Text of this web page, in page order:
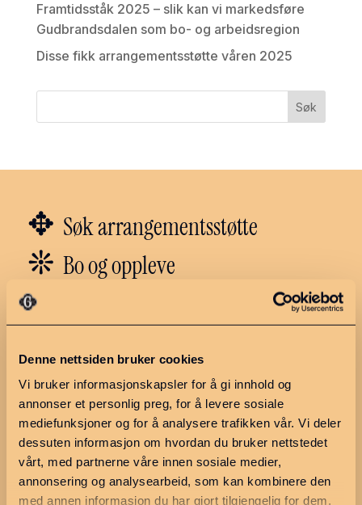
Denne nettsiden bruker cookies
Vi bruker informasjonskapsler for å gi innhold og
annonser et personlig preg, for å levere sosiale
mediefunksjoner og for å analysere trafikken vår. Vi deler
dessuten informasjon om hvordan du bruker nettstedet
vårt, med partnerne våre innen sosiale medier,
annonsering og analysearbeid, som kan kombinere den
med annen informasjon du har gjort tilgjengelig for dem,
Framtidsståk 2025 – slik kan vi markedsføre
Gudbrandsdalen som bo- og arbeidsregion
Disse fikk arrangementsstøtte våren 2025
✥ Søk arrangementsstøtte
❊ Bo og oppleve
❇︎
Utforsk regionen
Hva skjer?
Ledige stillinger
Finn en næringsutvikler
Ressurser
Møteplan 2026
Møter og
saksdokumenter